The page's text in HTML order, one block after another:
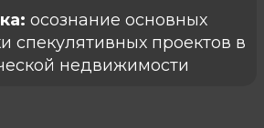
осознание основных
спекулятивных проектов в
недвижимости